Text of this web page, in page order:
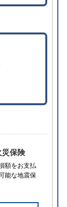
災保険
額をお支払
能な地震保